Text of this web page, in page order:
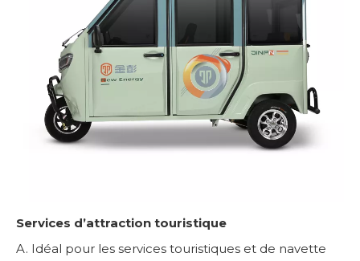
Services d’attraction touristique
A. Idéal pour les services touristiques et de navette